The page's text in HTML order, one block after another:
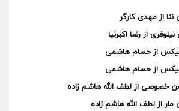
از مهدی کارگر
از رضا اکبرنیا
از حسام هاشمی
از حسام هاشمی
خصوصی از لطف الله هاشم زاده
مار از لطف الله هاشم زاده